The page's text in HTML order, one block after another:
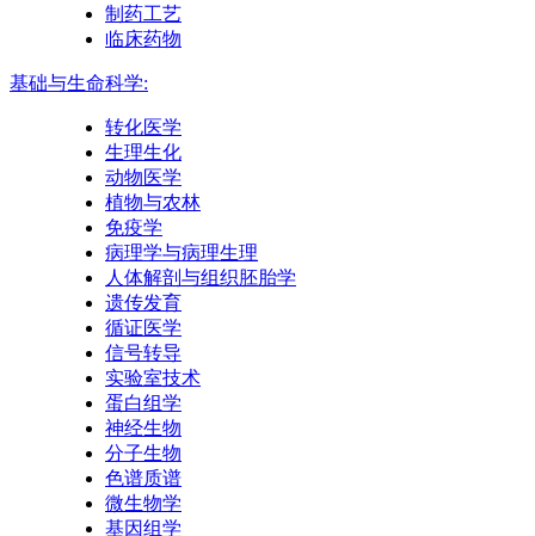
制药工艺
临床药物
基础与生命科学:
转化医学
生理生化
动物医学
植物与农林
免疫学
病理学与病理生理
人体解剖与组织胚胎学
遗传发育
循证医学
信号转导
实验室技术
蛋白组学
神经生物
分子生物
色谱质谱
微生物学
基因组学